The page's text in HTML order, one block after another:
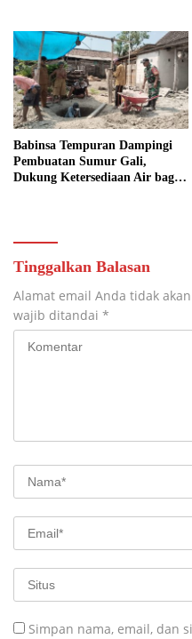
Babinsa Tempuran Dampingi
Pembuatan Sumur Gali,
Dukung Ketersediaan Air bagi
Tinggalkan Balasan
Alamat email Anda tidak
wajib ditandai *
Simpan nama, email, dan